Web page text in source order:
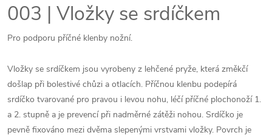
003 | Vložky se srdíčkem
Pro podporu příčné klenby nožní.
Vložky se srdíčkem jsou vyrobeny z lehčené pryže, která změkčí
došlap při bolestivé chůzi a otlacích. Příčnou klenbu podepírá
srdíčko tvarované pro pravou i levou nohu, léčí příčné plochonoží 1.
a 2. stupně a je prevencí při nadměrné zátěži nohou. Srdíčko je
pevně fixováno mezi dvěma slepenými vrstvami vložky. Povrch je